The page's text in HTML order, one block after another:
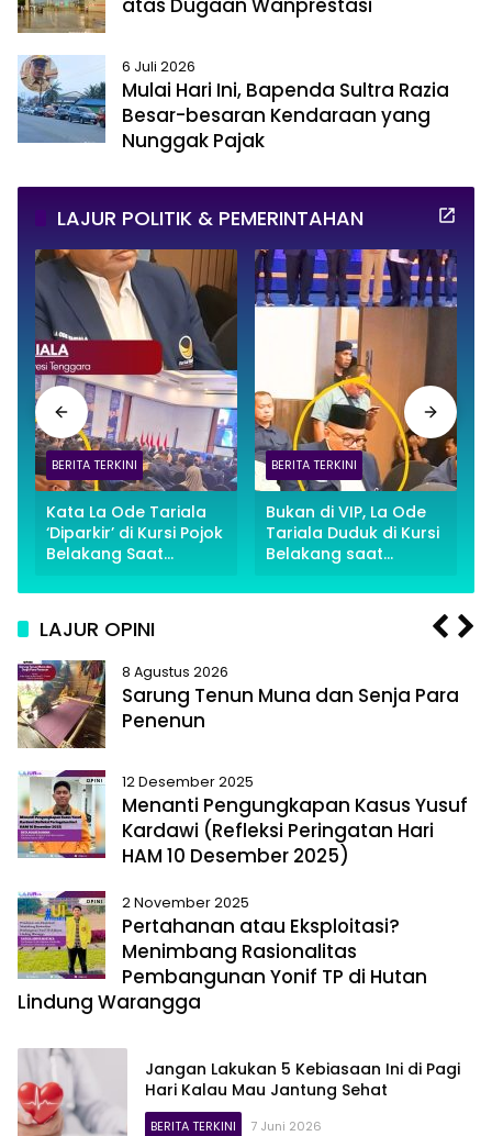
6 Juli 2026
Mulai Hari Ini, Bapenda Sultra Razia
Besar-besaran Kendaraan yang
Nunggak Pajak
LAJUR POLITIK & PEMERINTAHAN
BERITA TERKINI
Kata La Ode Tariala
‘Diparkir’ di Kursi Pojok
Belakang Saat
Sultra Ditengah Isu
BERITA TERKINI
Bukan di VIP, La Ode
Tariala Duduk di Kursi
Belakang saat
Sultra Dihadiri Putra
LAJUR OPINI
e
u
8 Agustus 2026
Sarung Tenun Muna dan Senja Para
Penenun
12 Desember 2025
Menanti Pengungkapan Kasus Yusuf
Kardawi (Refleksi Peringatan Hari
HAM 10 Desember 2025)
2 November 2025
Pertahanan atau Eksploitasi?
Menimbang Rasionalitas
Pembangunan Yonif TP di Hutan
Lindung Warangga
Jangan Lakukan 5 Kebiasaan Ini di Pagi
Hari Kalau Mau Jantung Sehat
BERITA TERKINI 7 Juni 2026